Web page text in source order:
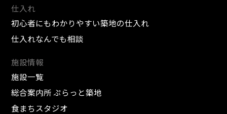
仕入れ
初心者にもわかりやすい築地の仕入れ
仕入れなんでも相談
施設情報
施設一覧
総合案内所 ぷらっと築地
食まちスタジオ